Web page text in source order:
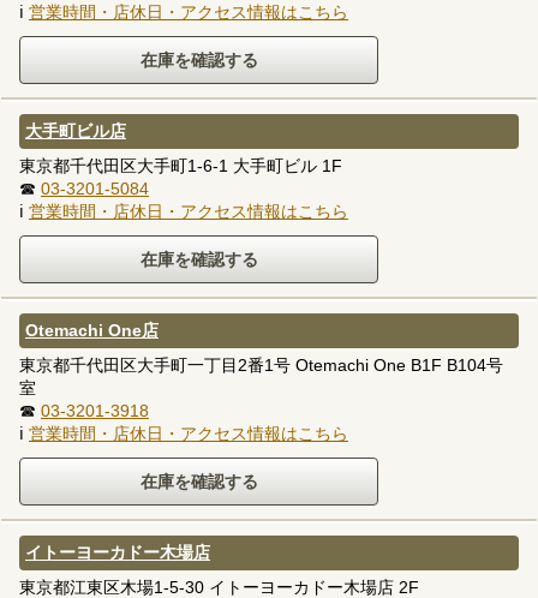
ℹ 営業時間・店休日・アクセス情報はこちら
大手町ビル店
東京都千代田区大手町1-6-1 大手町ビル 1F
☎ 03-3201-5084
ℹ 営業時間・店休日・アクセス情報はこちら
Otemachi One店
東京都千代田区大手町一丁目2番1号 Otemachi One B1F B104号
室
☎ 03-3201-3918
ℹ 営業時間・店休日・アクセス情報はこちら
イトーヨーカドー木場店
東京都江東区木場1-5-30 イトーヨーカドー木場店 2F